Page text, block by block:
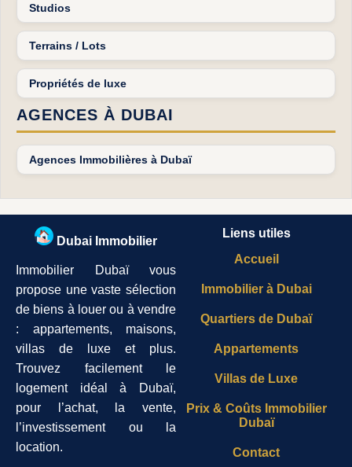
Studios
Terrains / Lots
Propriétés de luxe
AGENCES À DUBAI
Agences Immobilières à Dubaï
Dubai Immobilier
Immobilier Dubaï vous
propose une vaste sélection
de biens à louer ou à vendre
: appartements, maisons,
villas de luxe et plus.
Trouvez facilement le
logement idéal à Dubaï,
pour l’achat, la vente,
l’investissement ou la
location.
Liens utiles
Accueil
Immobilier à Dubai
Quartiers de Dubaï
Appartements
Villas de Luxe
Prix & Coûts Immobilier
Dubaï
Contact